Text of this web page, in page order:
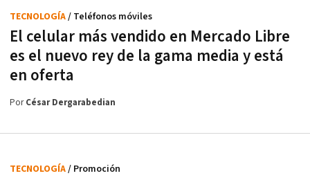
El celular más vendido en Mercado Libre
es el nuevo rey de la gama media y está
en oferta
TECNOLOGÍA/ Teléfonos móviles
PorCésar Dergarabedian
TECNOLOGÍA/ Promoción